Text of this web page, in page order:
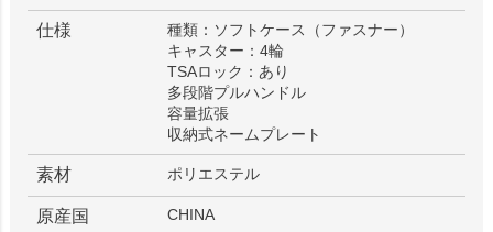
仕様
種類：ソフトケース（ファスナー）
キャスター：4輪
TSAロック：あり
多段階プルハンドル
容量拡張
収納式ネームプレート
素材 ポリエステル
原産国 CHINA